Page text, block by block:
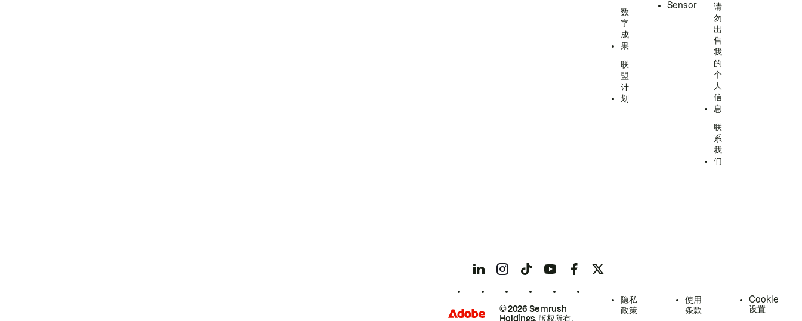
数
字
成
果
联
盟
计
划
Sensor
请
勿
出
售
我
的
个
人
信
息
联
系
我
们
© 2026 Semrush
Holdings. 版权所有。
隐私
政策
使用
条款
Cookie
设置